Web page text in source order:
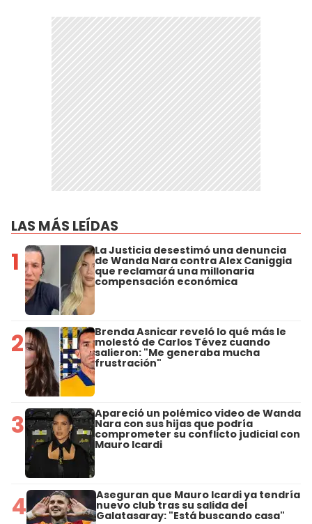
LAS MÁS LEÍDAS
1 La Justicia desestimó una denuncia
de Wanda Nara contra Alex Caniggia
que reclamará una millonaria
compensación económica
2 Brenda Asnicar reveló lo qué más le
molestó de Carlos Tévez cuando
salieron: "Me generaba mucha
frustración"
3 Apareció un polémico video de Wanda
Nara con sus hijas que podría
comprometer su conflicto judicial con
Mauro Icardi
4 Aseguran que Mauro Icardi ya tendría
nuevo club tras su salida del
Galatasaray: "Está buscando casa"